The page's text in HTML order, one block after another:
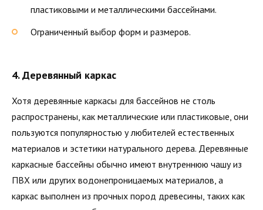
пластиковыми и металлическими бассейнами.
Ограниченный выбор форм и размеров.
4. Деревянный каркас
Хотя деревянные каркасы для бассейнов не столь
распространены, как металлические или пластиковые, они
пользуются популярностью у любителей естественных
материалов и эстетики натурального дерева. Деревянные
каркасные бассейны обычно имеют внутреннюю чашу из
ПВХ или других водонепроницаемых материалов, а
каркас выполнен из прочных пород древесины, таких как